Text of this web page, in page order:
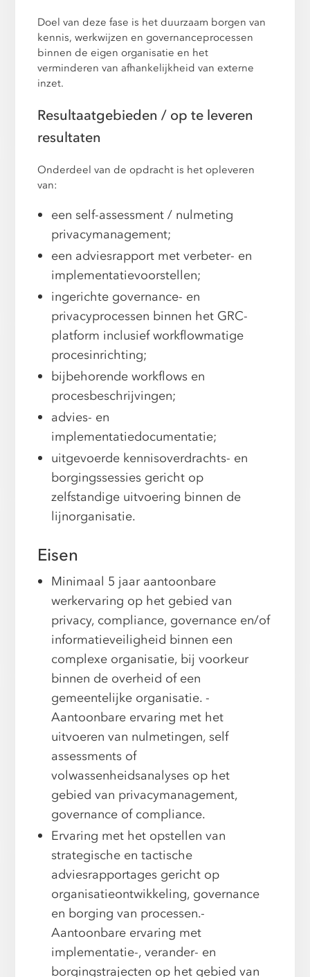
Doel van deze fase is het duurzaam borgen van
kennis, werkwijzen en governanceprocessen
binnen de eigen organisatie en het
verminderen van afhankelijkheid van externe
inzet.
Resultaatgebieden / op te leveren
resultaten
Onderdeel van de opdracht is het opleveren
van:
een self-assessment / nulmeting
privacymanagement;
een adviesrapport met verbeter- en
implementatievoorstellen;
ingerichte governance- en
privacyprocessen binnen het GRC-
platform inclusief workflowmatige
procesinrichting;
bijbehorende workflows en
procesbeschrijvingen;
advies- en
implementatiedocumentatie;
uitgevoerde kennisoverdrachts- en
borgingssessies gericht op
zelfstandige uitvoering binnen de
lijnorganisatie.
Eisen
Minimaal 5 jaar aantoonbare
werkervaring op het gebied van
privacy, compliance, governance en/of
informatieveiligheid binnen een
complexe organisatie, bij voorkeur
binnen de overheid of een
gemeentelijke organisatie. -
Aantoonbare ervaring met het
uitvoeren van nulmetingen, self
assessments of
volwassenheidsanalyses op het
gebied van privacymanagement,
governance of compliance.
Ervaring met het opstellen van
strategische en tactische
adviesrapportages gericht op
organisatieontwikkeling, governance
en borging van processen.-
Aantoonbare ervaring met
implementatie-, verander- en
borgingstrajecten op het gebied van